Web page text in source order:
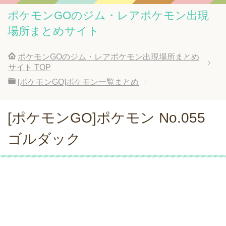
ポケモンGOのジム・レアポケモン出現
場所まとめサイト
ポケモンGOのジム・レアポケモン出現場所まとめ
サイト TOP
[ポケモンGO]ポケモン一覧まとめ
[ポケモンGO]ポケモン No.055
ゴルダック